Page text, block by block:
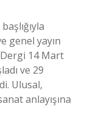
genel yayın
Dergi 14 Mart
ve 29
Ulusal,
anlayışına